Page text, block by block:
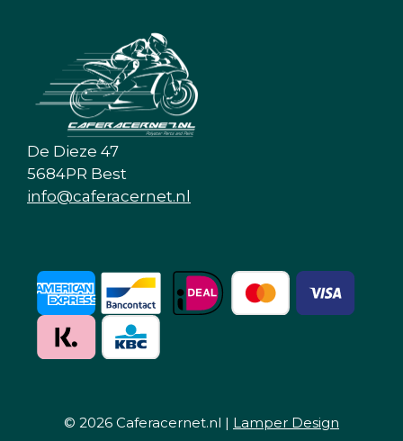
De Dieze 47
5684PR Best
info@caferacernet.nl
© 2026 Caferacernet.nl | Lamper Design